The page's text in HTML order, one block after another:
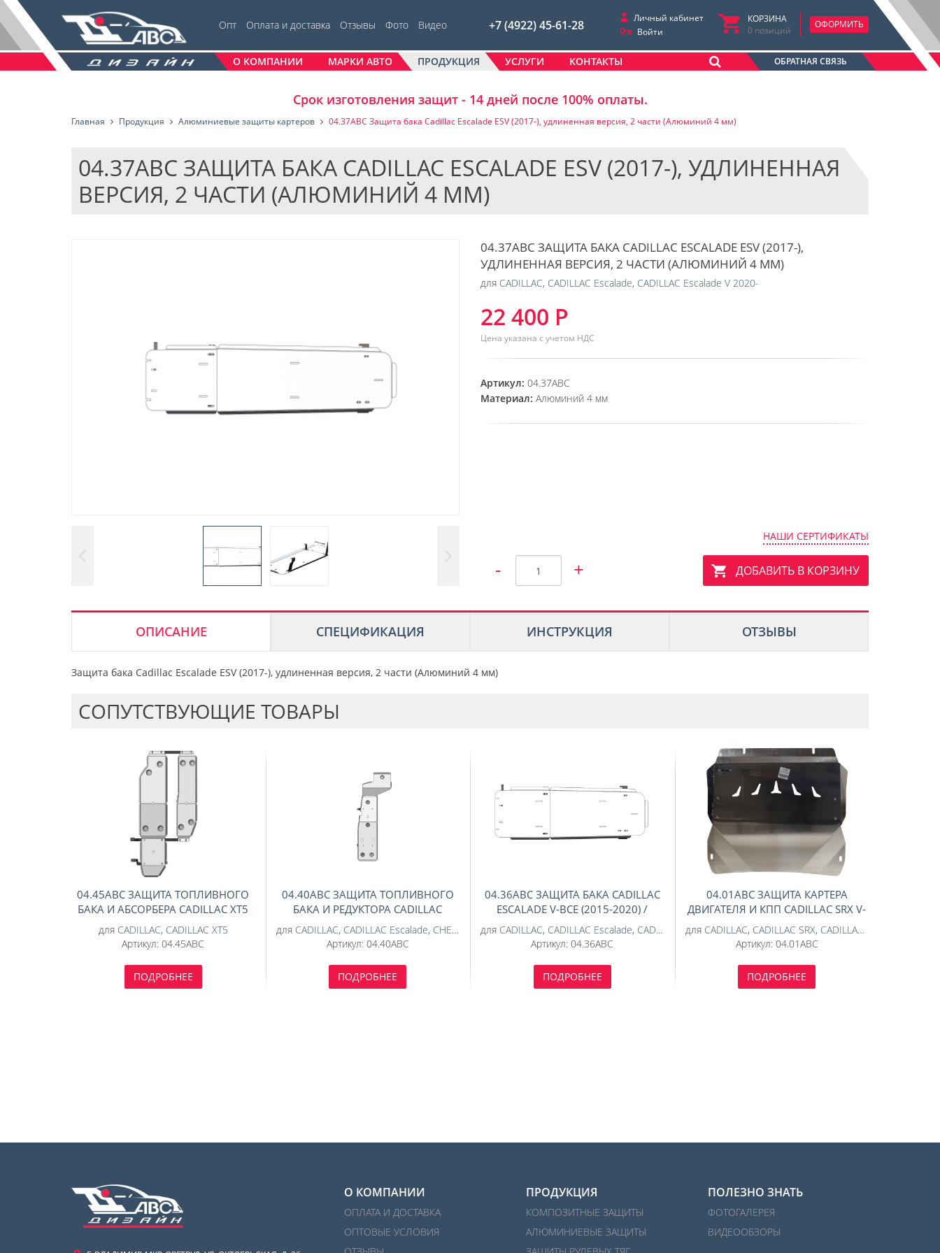
Опт Оплата и доставка Отзывы Фото Видео +7 (4922) 45-61-28
Личный кабинет
Войти
КОРЗИНА
0 позиций
ОФОРМИТЬ
О КОМПАНИИ МАРКИ АВТО ПРОДУКЦИЯ УСЛУГИ КОНТАКТЫ ОБРАТНАЯ СВЯЗЬ
Срок изготовления защит - 14 дней после 100% оплаты.
Главная Продукция Алюминиевые защиты картеров 04.37ABC Защита бака Cadillac Escalade ESV (2017-), удлиненная версия, 2 части (Алюминий 4 мм)
04.37ABC ЗАЩИТА БАКА CADILLAC ESCALADE ESV (2017-), УДЛИНЕННАЯ
ВЕРСИЯ, 2 ЧАСТИ (АЛЮМИНИЙ 4 ММ)
04.37ABC ЗАЩИТА БАКА CADILLAC ESCALADE ESV (2017-),
УДЛИНЕННАЯ ВЕРСИЯ, 2 ЧАСТИ (АЛЮМИНИЙ 4 ММ)
для CADILLAC, CADILLAC Escalade, CADILLAC Escalade V 2020-
22 400 Р
Цена указана с учетом НДС
Артикул: 04.37ABC
Материал: Алюминий 4 мм
НАШИ СЕРТИФИКАТЫ
- + ДОБАВИТЬ В КОРЗИНУ
ОПИСАНИЕ СПЕЦИФИКАЦИЯ ИНСТРУКЦИЯ ОТЗЫВЫ
Защита бака Cadillac Escalade ESV (2017-), удлиненная версия, 2 части (Алюминий 4 мм)
CОПУТСТВУЮЩИЕ ТОВАРЫ
04.45ABC ЗАЩИТА ТОПЛИВНОГО
БАКА И АБСОРБЕРА CADILLAC XT5
(2019-) ИЗ 3-Х ЧАСТЕЙ
(АЛЮМИНИЙ 4 ММ)
для CADILLAC, CADILLAC XT5
Артикул:04.45ABC
ПОДРОБНЕЕ
04.40ABC ЗАЩИТА ТОПЛИВНОГО
БАКА И РЕДУКТОРА CADILLAC
ESCALADE V-ВСЕ (2020-) /
CHEVROLET TAHOE (ШЕВРОЛЕ ТАХО)
V-ВСЕ (2020-) 2 ЧАСТИ (АЛЮМИНИЙ
4 ММ)
для CADILLAC, CADILLAC Escalade, CHEVROLET ,CHEVROLET Tahoe,CADILLAC Escalade V 2020-, CHEVROLET Tahoe V 2020-
Артикул: 04.40ABC
ПОДРОБНЕЕ
04.36ABC ЗАЩИТА БАКА CADILLAC
ESCALADE V-ВСЕ (2015-2020) /
CHEVROLET TAHOE (ШЕВРОЛЕ ТАХО)
V-ВСЕ (2016-2020) 2 ЧАСТИ
(АЛЮМИНИЙ 4 ММ)
для CADILLAC, CADILLAC Escalade, CADILLAC Escalade IV 2014-2020 ,CHEVROLET,CHEVROLET Tahoe
Артикул:04.36ABC
ПОДРОБНЕЕ
04.01ABC ЗАЩИТА КАРТЕРА
ДВИГАТЕЛЯ И КПП CADILLAC SRX V-
3,0 (2012-2016) (АЛЮМИНИЙ 4
ММ)
для CADILLAC, CADILLAC SRX, CADILLAC SRX SRX 2012-2016
Артикул: 04.01ABC
ПОДРОБНЕЕ
О КОМПАНИИ
ОПЛАТА И ДОСТАВКА
ОПТОВЫЕ УСЛОВИЯ
ПРОДУКЦИЯ
КОМПОЗИТНЫЕ ЗАЩИТЫ
АЛЮМИНИЕВЫЕ ЗАЩИТЫ
ПОЛЕЗНО ЗНАТЬ
ФОТОГАЛЕРЕЯ
ВИДЕООБЗОРЫ